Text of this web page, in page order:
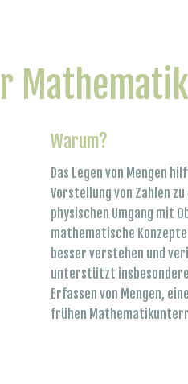
Mathematik
Warum?
Das Legen von Mengen
Vorstellung von Zahlen
physischen Umgang mit
mathematische Konzepte
besser verstehen und
unterstützt
Erfassen von Mengen,
frühen